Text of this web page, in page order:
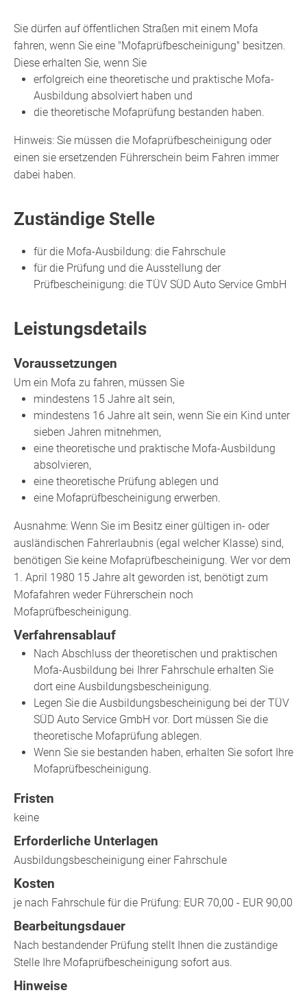
Sie dürfen auf öffentlichen Straßen mit einem Mofa
fahren, wenn Sie eine "Mofaprüfbescheinigung" besitzen.
Diese erhalten Sie, wenn Sie
erfolgreich eine theoretische und praktische Mofa-
Ausbildung absolviert haben und
die theoretische Mofaprüfung bestanden haben.
Hinweis: Sie müssen die Mofaprüfbescheinigung oder
einen sie ersetzenden Führerschein beim Fahren immer
dabei haben.
Zuständige Stelle
für die Mofa-Ausbildung: die Fahrschule
für die Prüfung und die Ausstellung der
Prüfbescheinigung: die TÜV SÜD Auto Service GmbH
Leistungsdetails
Voraussetzungen
Um ein Mofa zu fahren, müssen Sie
mindestens 15 Jahre alt sein,
mindestens 16 Jahre alt sein, wenn Sie ein Kind unter
sieben Jahren mitnehmen,
eine theoretische und praktische Mofa-Ausbildung
absolvieren,
eine theoretische Prüfung ablegen und
eine Mofaprüfbescheinigung erwerben.
Ausnahme: Wenn Sie im Besitz einer gültigen in- oder
ausländischen Fahrerlaubnis (egal welcher Klasse) sind,
benötigen Sie keine Mofaprüfbescheinigung. Wer vor dem
1. April 1980 15 Jahre alt geworden ist, benötigt zum
Mofafahren weder Führerschein noch
Mofaprüfbescheinigung.
Verfahrensablauf
Nach Abschluss der theoretischen und praktischen
Mofa-Ausbildung bei Ihrer Fahrschule erhalten Sie
dort eine Ausbildungsbescheinigung.
Legen Sie die Ausbildungsbescheinigung bei der TÜV
SÜD Auto Service GmbH vor. Dort müssen Sie die
theoretische Mofaprüfung ablegen.
Wenn Sie sie bestanden haben, erhalten Sie sofort Ihre
Mofaprüfbescheinigung.
Fristen
keine
Erforderliche Unterlagen
Ausbildungsbescheinigung einer Fahrschule
Kosten
je nach Fahrschule für die Prüfung: EUR 70,00 - EUR 90,00
Bearbeitungsdauer
Nach bestandender Prüfung stellt Ihnen die zuständige
Stelle Ihre Mofaprüfbescheinigung sofort aus.
Hinweise